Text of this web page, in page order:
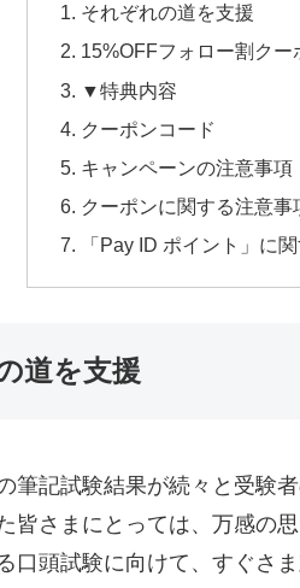
それぞれの道を支援
15%OFFフォロー割ク
▼特典内容
クーポンコード
キャンペーンの注意事項
クーポンに関する注意事
「Pay ID ポイント」に
道を支援
筆記試験結果が続々と受験
皆さまにとっては、万感の
口頭試験に向けて、すぐさ